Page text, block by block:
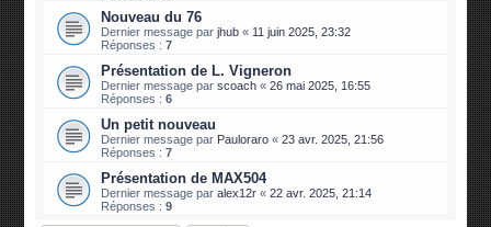
Nouveau du 76
Dernier message parjhub « 11 juin 2025, 23:32
Réponses :7
Présentation de L. Vigneron
Dernier message parscoach «26 mai 2025, 16:55
Réponses :6
Un petit nouveau
Dernier message par Pauloraro «23 avr. 2025, 21:56
Réponses :7
Présentation de MAX504
Dernier message paralex12r «22 avr. 2025, 21:14
Réponses :9